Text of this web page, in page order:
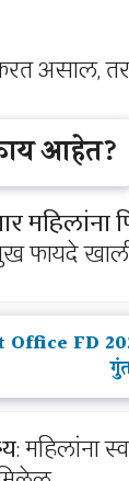
असाल,
आहेत?
महिलांना
फायदे
Office FD
: महिलांना